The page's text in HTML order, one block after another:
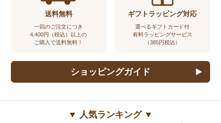
送料無料
一回のご注文につき
4,400円（税込）以上の
ご購入で送料無料！
ギフトラッピング対応
選べるギフトカード付
有料ラッピングサービス
（385円税込）
ショッピングガイド
▼ 人気ランキング ▼